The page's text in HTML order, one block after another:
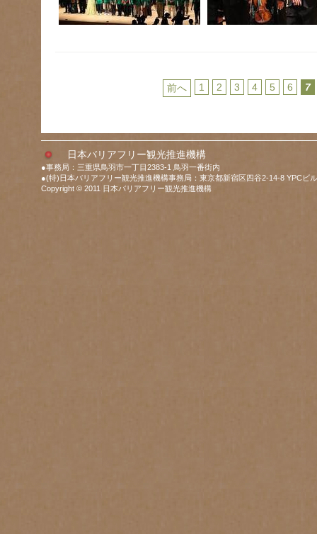
前へ 1 2 3 4 5 6 7
日本バリアフリー観光推進機構
●事務局：三重県鳥羽市一丁目2383-1 鳥羽一番街内
●(特)日本バリアフリー観光推進機構事務局：東京都新宿区四谷2-14-8 YPCビ
Copyright © 2011 日本バリアフリー観光推進機構